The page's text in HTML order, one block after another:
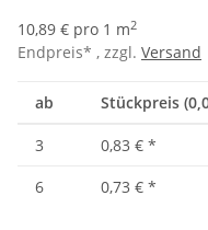
10,89 € pro 1 m2
Endpreis* , zzgl. Versand
ab Stückpreis
3 0,83 € *
6
0,73 € *